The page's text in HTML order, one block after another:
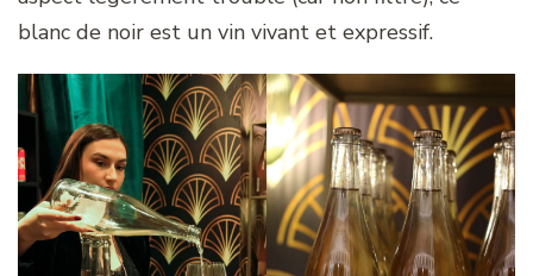
blanc de noir est un vin vivant et expressif.